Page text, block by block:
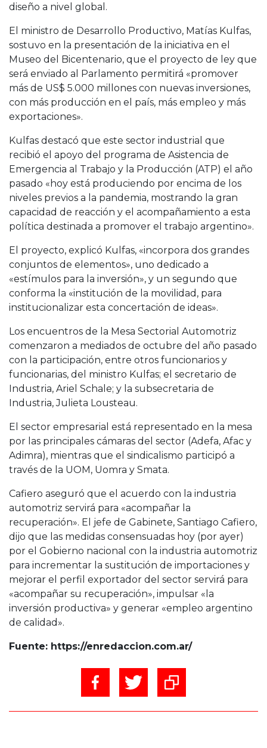
diseño a nivel global.
El ministro de Desarrollo Productivo, Matías Kulfas,
sostuvo en la presentación de la iniciativa en el
Museo del Bicentenario, que el proyecto de ley que
será enviado al Parlamento permitirá «promover
más de US$ 5.000 millones con nuevas inversiones,
con más producción en el país, más empleo y más
exportaciones».
Kulfas destacó que este sector industrial que
recibió el apoyo del programa de Asistencia de
Emergencia al Trabajo y la Producción (ATP) el año
pasado «hoy está produciendo por encima de los
niveles previos a la pandemia, mostrando la gran
capacidad de reacción y el acompañamiento a esta
política destinada a promover el trabajo argentino».
El proyecto, explicó Kulfas, «incorpora dos grandes
conjuntos de elementos», uno dedicado a
«estímulos para la inversión», y un segundo que
conforma la «institución de la movilidad, para
institucionalizar esta concertación de ideas».
Los encuentros de la Mesa Sectorial Automotriz
comenzaron a mediados de octubre del año pasado
con la participación, entre otros funcionarios y
funcionarias, del ministro Kulfas; el secretario de
Industria, Ariel Schale; y la subsecretaria de
Industria, Julieta Lousteau.
El sector empresarial está representado en la mesa
por las principales cámaras del sector (Adefa, Afac y
Adimra), mientras que el sindicalismo participó a
través de la UOM, Uomra y Smata.
Cafiero aseguró que el acuerdo con la industria
automotriz servirá para «acompañar la
recuperación». El jefe de Gabinete, Santiago Cafiero,
dijo que las medidas consensuadas hoy (por ayer)
por el Gobierno nacional con la industria automotriz
para incrementar la sustitución de importaciones y
mejorar el perfil exportador del sector servirá para
«acompañar su recuperación», impulsar «la
inversión productiva» y generar «empleo argentino
de calidad».
Fuente: https://enredaccion.com.ar/